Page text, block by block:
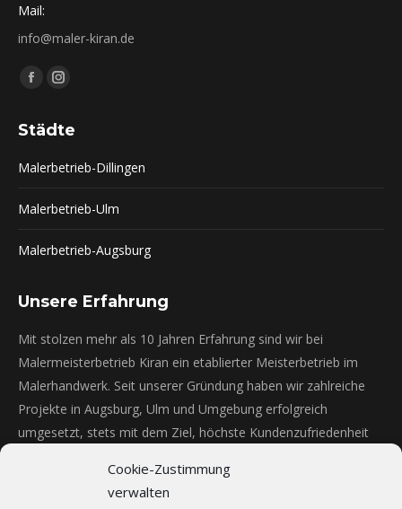
Cookie-Zustimmung
verwalten
Mail:
info@maler-kiran.de
Finden Sie uns auf:
Facebook
opens
window
Instagram
opens
window
Städte
Malerbetrieb-Dillingen
Malerbetrieb-Ulm
Malerbetrieb-Augsburg
Unsere Erfahrung
Mit stolzen mehr als 10 Jahren Erfahrung sind wir bei
Malermeisterbetrieb Kiran ein etablierter Meisterbetrieb im
Malerhandwerk. Seit unserer Gründung haben wir zahlreiche
Projekte in Augsburg, Ulm und Umgebung erfolgreich
umgesetzt, stets mit dem Ziel, höchste Kundenzufriedenheit
Fassadenanstriche - mehr als 12 Jahre